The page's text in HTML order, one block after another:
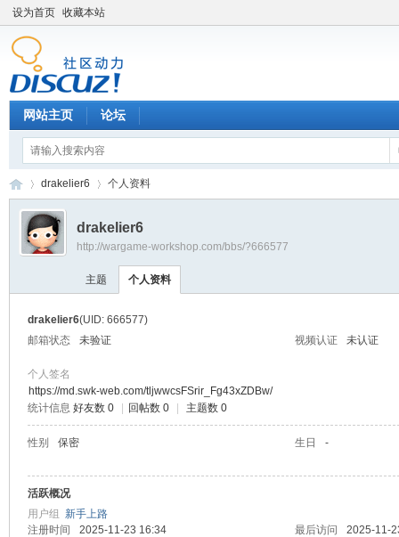
设为首页 收藏本站
网站主页 论坛
›
drakelier6 个人资料
drakelier6
http://wargame-workshop.com/bbs/?666577
主题 个人资料
drakelier6(UID: 666577)
邮箱状态
未验证 视频认证 未认证
个人签名
https://md.swk-web.com/tljwwcsFSrir_Fg43xZDBw/
统计信息 好友数 0 回帖数 0 主题数 0
性别 保密 生日 -
活跃概况
用户组 新手上路
注册时间
2025-11-23 16:34 最后访问
2025-11-